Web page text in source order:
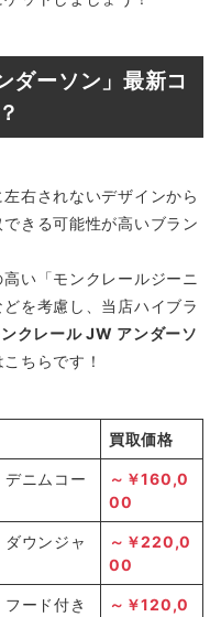
ダーソン」最新コ
右されないデザインから
きる可能性が高いブラン
い「モンクレールジーニ
を考慮し、当店ハイブラ
ンクレール JW アンダーソ
こちらです！
買取価格
ニムコー
～￥160,0
00
ウンジャ
～￥220,0
00
ード付き
～￥120,0